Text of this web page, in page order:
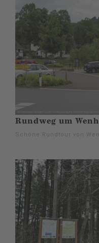
Rundweg um
Schöne Rundtour von